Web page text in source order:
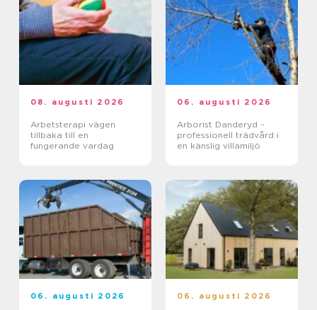
08. augusti 2026
Arbetsterapi vägen
tillbaka till en
fungerande vardag
06. augusti 2026
Arborist Danderyd –
professionell trädvård i
en känslig villamiljö
06. augusti 2026 06. augusti 2026